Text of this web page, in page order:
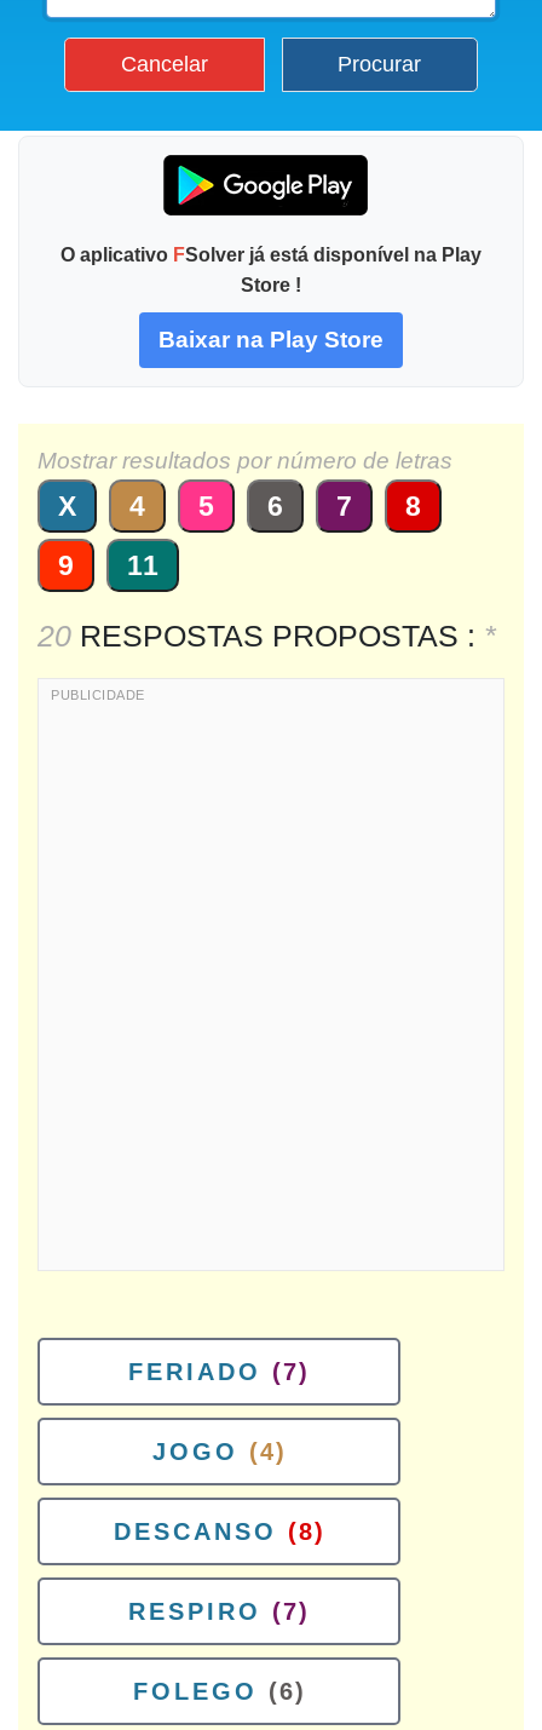
Cancelar Procurar
O aplicativo FSolver já está disponível na Play
Store !
Baixar na Play Store
Mostrar resultados por número de letras
X 4 5 6 7
8
9
11
20 RESPOSTAS PROPOSTAS : *
FERIADO (7)
JOGO (4)
DESCANSO (8)
RESPIRO (7)
FOLEGO (6)